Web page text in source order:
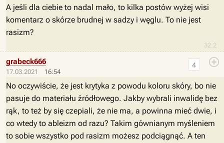
32.2
A jeśli dla ciebie to nadal mało, to kilka postów wyżej wisi
komentarz o skórze brudnej w sadzy i węglu. To nie jest
rasizm?
17.03.2021 16:54
4
grabeck666
No oczywiście, że jest krytyka z powodu koloru skóry, bo nie
pasuje do materiału źródłowego. Jakby wybrali inwalidę bez
rąk, to też by się czepiali, że nie ma, a powinna mieć dwie, i
co wtedy to ableizm od razu? Takim gównianym myśleniem
to sobie wszystko pod rasizm możesz podciągnąć. A ten